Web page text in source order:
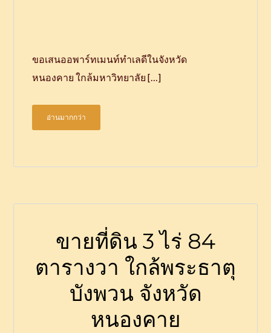
ขอเสนออพาร์ทเมนท์ทำเลดีในจังหวัด
หนองคาย ใกล้มหาวิทยาลัย […]
อ่านมากกว่า
ขายที่ดิน 3 ไร่ 84
ตารางวา ใกล้พระธาตุ
บังพวน จังหวัด
หนองคาย